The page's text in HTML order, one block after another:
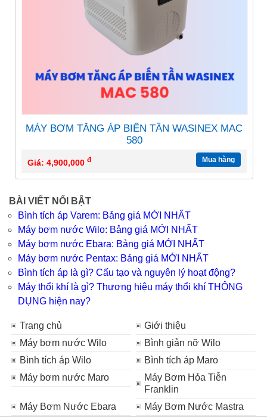
MÁY BƠM TĂNG ÁP BIẾN TẦN WASINEX MAC
580
Giá: 4,900,000 đ Mua hàng
BÀI VIẾT NỔI BẬT
Bình tích áp Varem: Bảng giá MỚI NHẤT
Máy bơm nước Wilo: Bảng giá MỚI NHẤT
Máy bơm nước Ebara: Bảng giá MỚI NHẤT
Máy bơm nước Pentax: Bảng giá MỚI NHẤT
Bình tích áp là gì? Cấu tạo và nguyên lý hoạt động?
Máy thổi khí là gì? Thương hiệu máy thổi khí THÔNG
DỤNG hiện nay?
Trang chủ
Giới thiệu
Máy bơm nước Wilo
Bình giản nỡ Wilo
Bình tích áp Wilo
Bình tích áp Maro
Máy bơm nước Maro
Máy Bơm Hỏa Tiễn
Franklin
Máy Bơm Nước Ebara
Máy Bơm Nước Mastra